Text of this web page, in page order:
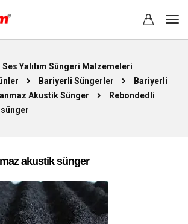
Yalıtım Süngeri Malzemeleri
Bariyerli Süngerler
Bariyerli
Akustik Sünger
Rebondedli
akustik sünger